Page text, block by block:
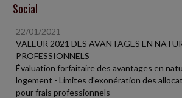
Social
22/01/2021
VALEUR 2021 DES AVANTAGES EN
PROFESSIONNELS
Évaluation forfaitaire des avantages en
logement - Limites d'exonération des
pour frais professionnels